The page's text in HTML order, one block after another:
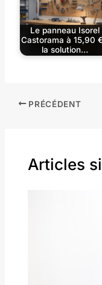
Le panneau Isorel
Castorama à 15,90
la solution…
PRÉCÉDENT
Articles